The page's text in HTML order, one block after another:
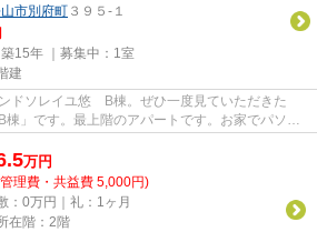
市別府町 ３９５-１
15年 ｜募集中： 1室
建
ドソレイユ悠 B棟。ぜひ一度見ていただきた
」です。最上階のアパートです。お家でパソコ
万円
理費・共益費 5,000円)
：0万円｜礼：1ヶ月
在階：2階